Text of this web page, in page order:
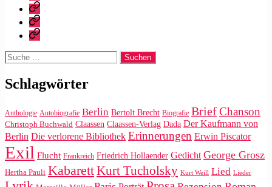
Zitate
|
Tweets
Impressum/Datenschutz
Rechteanfrage
Suche
nach:
Schlagwörter
Anthologie Autobiografie Berlin Bertolt Brecht Biografie BriefChanson
Christoph Buchwald Claassen Claassen-Verlag Dada Der Kaufmann von
Berlin Die verlorene Bibliothek Erinnerungen Erwin Piscator
Exil Flucht Frankreich Friedrich Hollaender Gedicht George Grosz
Hertha Pauli KabarettKurt Tucholsky Kurt Weill Lied Lieder